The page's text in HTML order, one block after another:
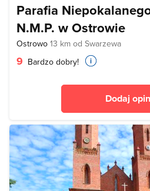
Parafia
N.M.P. w Ostrowie
Ostrowo 13 km od Swarzewa
9 Bardzo dobry!
Dodaj